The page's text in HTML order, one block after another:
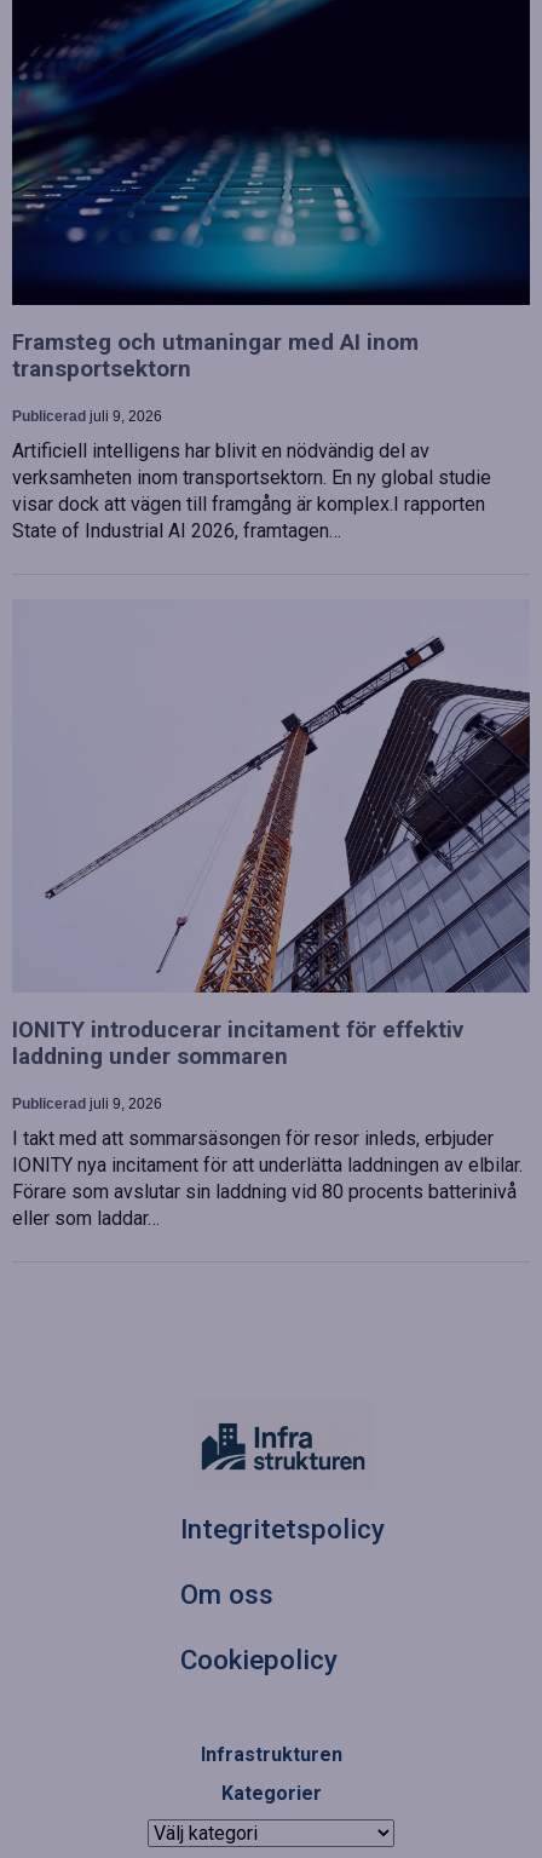
Framsteg och utmaningar med AI inom
transportsektorn
Publicerad juli 9, 2026
Artificiell intelligens har blivit en nödvändig del av
verksamheten inom transportsektorn. En ny global studie
visar dock att vägen till framgång är komplex.I rapporten
State of Industrial AI 2026, framtagen…
IONITY introducerar incitament för effektiv
laddning under sommaren
Publicerad juli 9, 2026
I takt med att sommarsäsongen för resor inleds, erbjuder
IONITY nya incitament för att underlätta laddningen av elbilar.
Förare som avslutar sin laddning vid 80 procents batterinivå
eller som laddar…
Integritetspolicy
Om oss
Cookiepolicy
Infrastrukturen
Kategorier
Kategorier